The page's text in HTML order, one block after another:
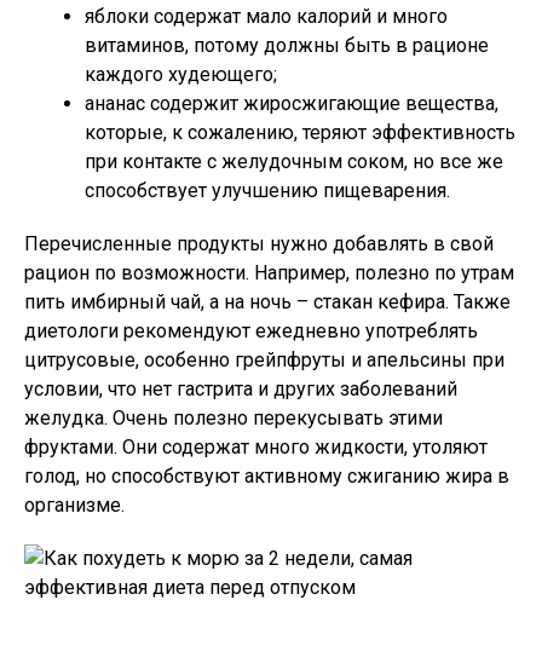
яблоки содержат мало калорий и много
витаминов, потому должны быть в рационе
каждого худеющего;
ананас содержит жиросжигающие вещества,
которые, к сожалению, теряют эффективность
при контакте с желудочным соком, но все же
способствует улучшению пищеварения.
Перечисленные продукты нужно добавлять в свой
рацион по возможности. Например, полезно по утрам
пить имбирный чай, а на ночь – стакан кефира. Также
диетологи рекомендуют ежедневно употреблять
цитрусовые, особенно грейпфруты и апельсины при
условии, что нет гастрита и других заболеваний
желудка. Очень полезно перекусывать этими
фруктами. Они содержат много жидкости, утоляют
голод, но способствуют активному сжиганию жира в
организме.